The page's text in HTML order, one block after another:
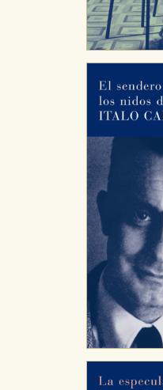
servicios para que no
vez que nos visita. La
tanto, es anónima.
publicitarios y se
relevante para sus
almacenan
que se basan en la
GUARDAR
Puede consultar nuestra